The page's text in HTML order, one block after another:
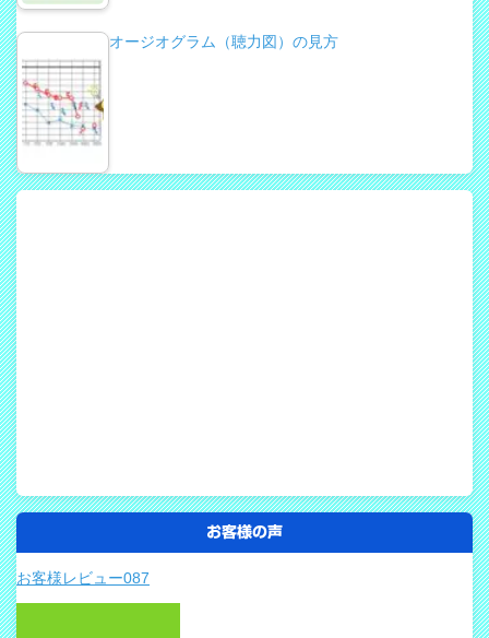
オージオグラム（聴力図）の見方
お客様の声
お客様レビュー087